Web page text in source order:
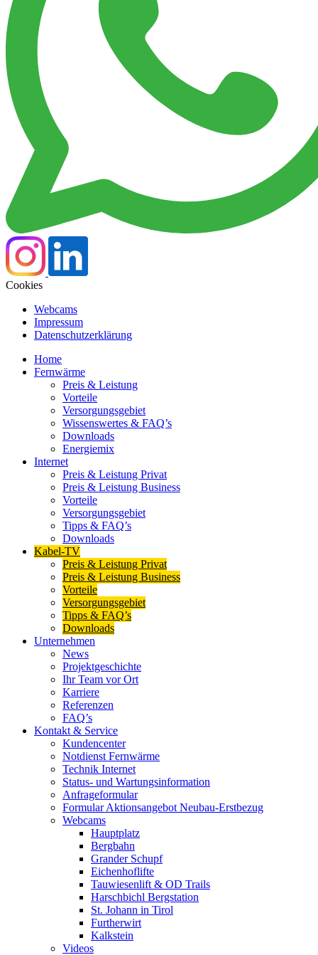
Cookies
Webcams
Impressum
Datenschutzerklärung
Home
Fernwärme
Preis & Leistung
Vorteile
Versorgungsgebiet
Wissenswertes & FAQ’s
Downloads
Energiemix
Internet
Preis & Leistung Privat
Preis & Leistung Business
Vorteile
Versorgungsgebiet
Tipps & FAQ’s
Downloads
Kabel-TV
Preis & Leistung Privat
Preis & Leistung Business
Vorteile
Versorgungsgebiet
Tipps & FAQ’s
Downloads
Unternehmen
News
Projektgeschichte
Ihr Team vor Ort
Karriere
Referenzen
FAQ’s
Kontakt & Service
Kundencenter
Notdienst Fernwärme
Technik Internet
Status- und Wartungsinformation
Anfrageformular
Formular Aktionsangebot Neubau-Erstbezug
Webcams
Hauptplatz
Bergbahn
Grander Schupf
Eichenhoflifte
Tauwiesenlift & OD Trails
Harschbichl Bergstation
St. Johann in Tirol
Furtherwirt
Kalkstein
Videos